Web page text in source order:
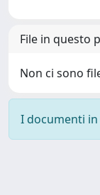
File in questo
Non ci sono
I documenti